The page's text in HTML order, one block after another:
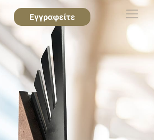
Εγγραφείτε